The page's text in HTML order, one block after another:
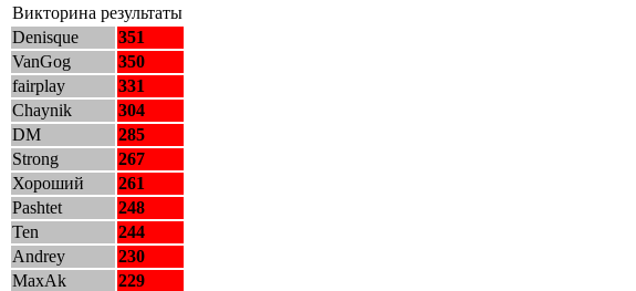
Викторина результаты
Denisque
351
VanGog
350
fairplay
331
Chaynik
304
DM
285
Strong
267
Хороший
261
Pashtet
248
Ten
244
Andrey
230
MaxAk
229